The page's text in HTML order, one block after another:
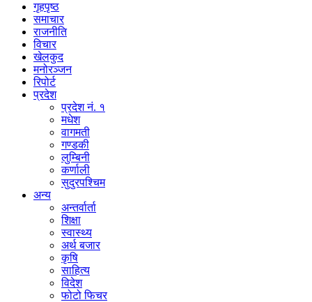
गृहपृष्ठ
समाचार
राजनीति
विचार
खेलकुद
मनोरञ्जन
रिपोर्ट
प्रदेश
प्रदेश नं. १
मधेश
वागमती
गण्डकी
लुम्बिनी
कर्णाली
सुदुरपश्चिम
अन्य
अन्तर्वार्ता
शिक्षा
स्वास्थ्य
अर्थ बजार
कृषि
साहित्य
विदेश
फोटो फिचर